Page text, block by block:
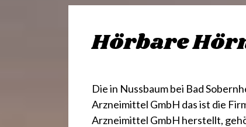
Hörbare
Die in Nussbaum bei Bad
Arzneimittel GmbH das ist die
Arzneimittel GmbH herstellt,